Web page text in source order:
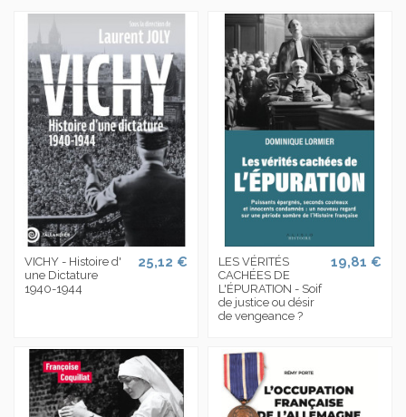
VICHY - Histoire d'
une Dictature
1940-1944
25,12 €
LES VÉRITÉS
CACHÉES DE
L'ÉPURATION - Soif
de justice ou désir
de vengeance ?
19,81 €